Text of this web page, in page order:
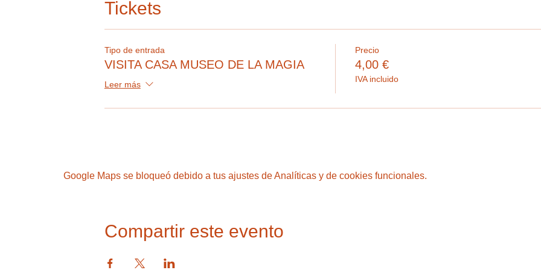
Tickets
Tipo de entrada
VISITA CASA MUSEO DE LA MAGIA
Leer más
Precio
4,00 €
IVA incluido
Google Maps se bloqueó debido a tus ajustes de Analíticas y de cookies funcionales.
Compartir este evento